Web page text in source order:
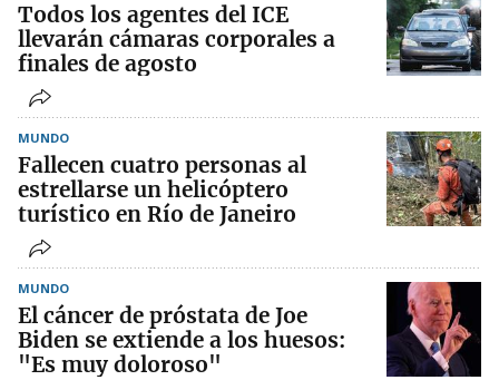
Todos los agentes del ICE
llevarán cámaras corporales a
finales de agosto
MUNDO
Fallecen cuatro personas al
estrellarse un helicóptero
turístico en Río de Janeiro
MUNDO
El cáncer de próstata de Joe
Biden se extiende a los huesos:
"Es muy doloroso"